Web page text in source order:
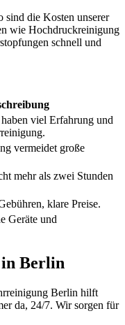
sind die Kosten unserer
wie Hochdruckreinigung
schnell und
viel Erfahrung und
vermeidet große
mehr als zwei Stunden
klare Preise.
Geräte und
Berlin
Berlin hilft
da, 24/7. Wir sorgen für